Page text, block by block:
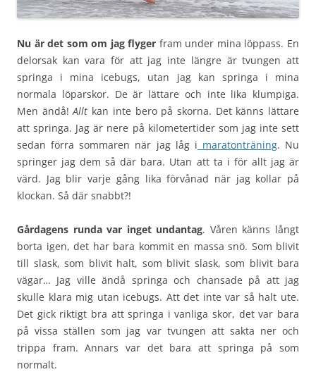
Nu är det som om jag flyger fram under mina löppass. En
delorsak kan vara för att jag inte längre är tvungen att
springa i mina icebugs, utan jag kan springa i mina
normala löparskor. De är lättare och inte lika klumpiga.
Men ändå!Allt kan inte bero på skorna. Det känns lättare
att springa. Jag är nere på kilometertider som jag inte sett
sedan förra sommaren när jag låg i maratonträning. Nu
springer jag dem så där bara. Utan att ta i för allt jag är
värd. Jag blir varje gång lika förvånad när jag kollar på
klockan. Så där snabbt?!
Gårdagens runda var inget undantag. Våren känns långt
borta igen, det har bara kommit en massa snö. Som blivit
till slask, som blivit halt, som blivit slask, som blivit bara
vägar… Jag ville ändå springa och chansade på att jag
skulle klara mig utan icebugs. Att det inte var så halt ute.
Det gick riktigt bra att springa i vanliga skor, det var bara
på vissa ställen som jag var tvungen att sakta ner och
trippa fram. Annars var det bara att springa på som
normalt.